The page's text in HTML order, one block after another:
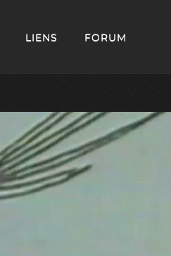
LIENS FORUM